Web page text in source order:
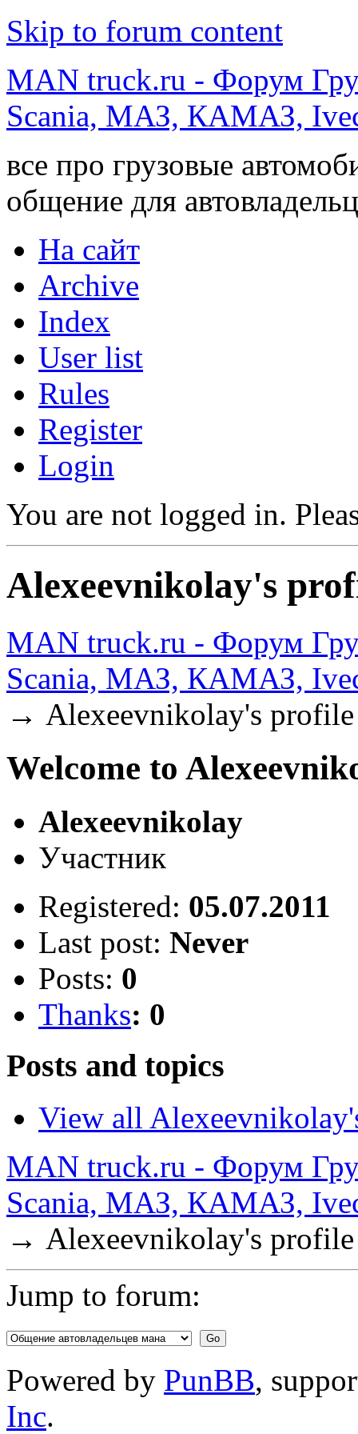
Skip to forum content
MAN truck.ru - Форум
Scania, МАЗ, КАМАЗ,
все про грузовые
общение для
На сайт
Archive
Index
User list
Rules
Register
Login
You are not logged in.
Alexeevnikolay's
MAN truck.ru - Форум
Scania, МАЗ, КАМАЗ,
→ Alexeevnikolay's profile
Welcome to
Alexeevnikolay
Участник
Registered: 05.07.2011
Last post: Never
Posts: 0
Thanks: 0
Posts and topics
View all
MAN truck.ru - Форум
Scania, МАЗ, КАМАЗ,
→ Alexeevnikolay's profile
Jump to forum:
Powered by PunBB,
Inc.